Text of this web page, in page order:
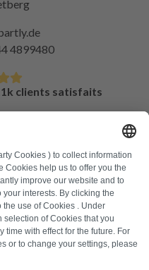
4899480
clients satisfaits
d'erreur
nous